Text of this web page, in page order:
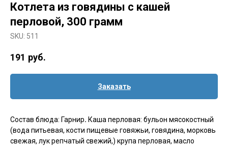
Котлета из говядины с кашей
перловой, 300 грамм
SKU: 511
191 руб.
Заказать
Состав блюда: Гарнир. Каша перловая: бульон мясокостный
(вода питьевая, кости пищевые говяжьи, говядина, морковь
свежая, лук репчатый свежий,) крупа перловая, масло